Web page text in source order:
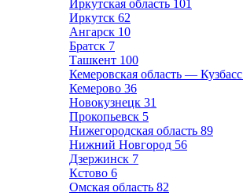
Иркутская область 101
Иркутск 62
Ангарск 10
Братск 7
Ташкент 100
Кемеровская область — Кузбасс
Кемерово 36
Новокузнецк 31
Прокопьевск 5
Нижегородская область 89
Нижний Новгород 56
Дзержинск 7
Кстово 6
Омская область 82